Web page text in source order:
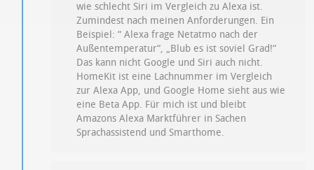
wie schlecht Siri im Vergleich zu Alexa ist.
Zumindest nach meinen Anforderungen. Ein
Beispiel: “ Alexa frage Netatmo nach der
Außentemperatur“, „Blub es ist soviel Grad!“
Das kann nicht Google und Siri auch nicht.
HomeKit ist eine Lachnummer im Vergleich
zur Alexa App, und Google Home sieht aus wie
eine Beta App. Für mich ist und bleibt
Amazons Alexa Marktführer in Sachen
Sprachassistend und Smarthome.